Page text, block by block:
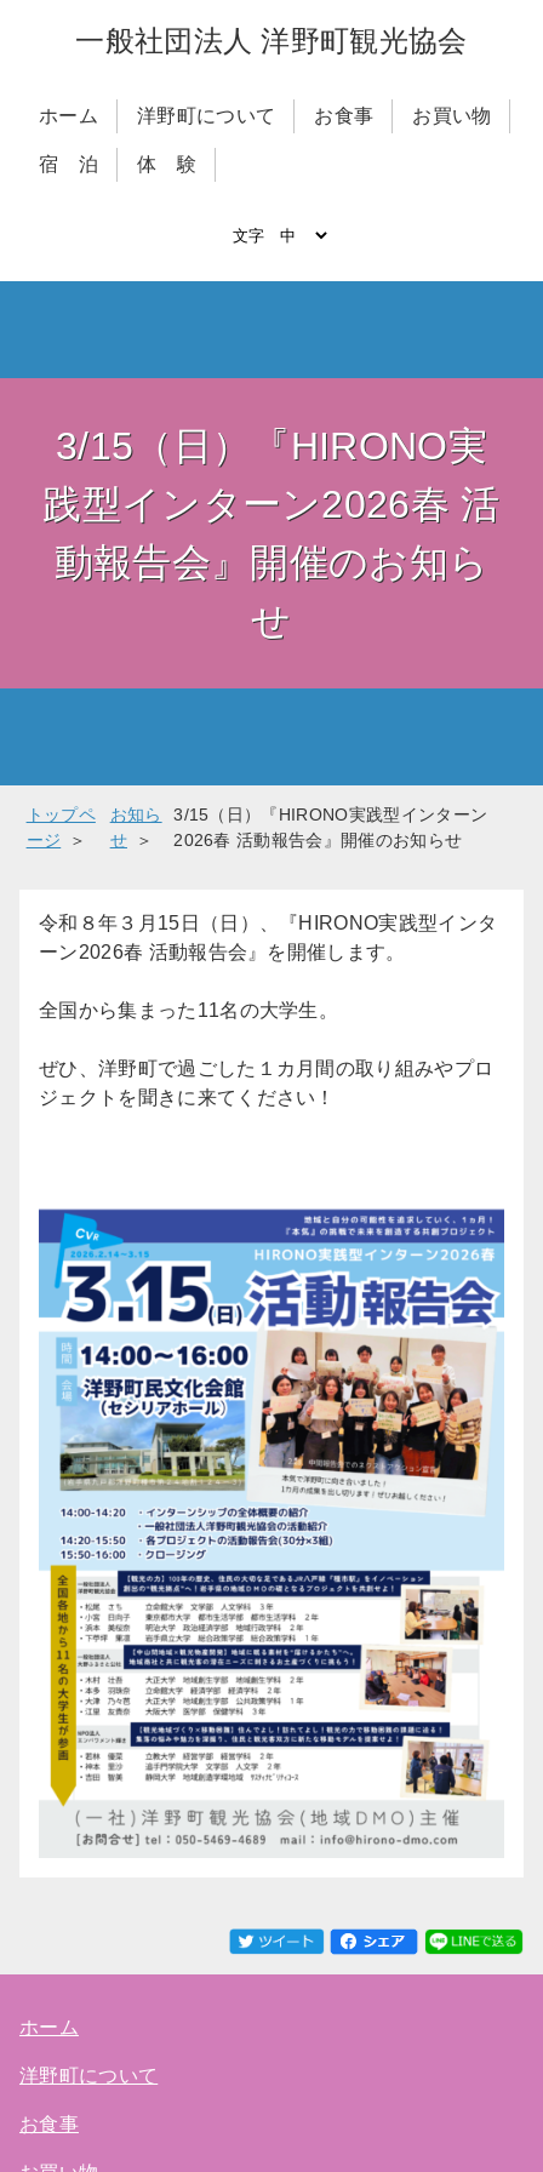
一般社団法人 洋野町観光協会
ホーム 洋野町について お食事 お買い物
宿 泊 体 験
3/15（日）『HIRONO実
践型インターン2026春 活
動報告会』開催のお知ら
せ
トップペ
ージ
お知ら
せ
3/15（日）『HIRONO実践型インターン
2026春 活動報告会』開催のお知らせ
令和８年３月15日（日）、『HIRONO実践型インタ
ーン2026春 活動報告会』を開催します。
全国から集まった11名の大学生。
ぜひ、洋野町で過ごした１カ月間の取り組みやプロ
ジェクトを聞きに来てください！
ホーム
洋野町について
お食事